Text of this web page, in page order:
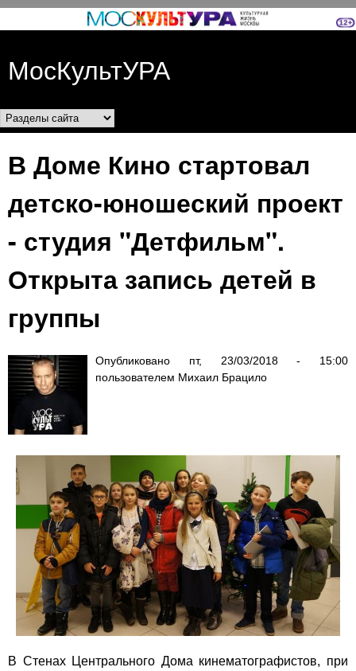
Перейти к основному
МосКультУРА
Разделы сайта
В Доме Кино стартовал
детско-юношеский проект
- студия "Детфильм".
Открыта запись детей в
группы
Опубликовано пт, 23/03/2018 - 15:00
пользователем Михаил Брацило
В Стенах Центрального Дома кинематографистов, при